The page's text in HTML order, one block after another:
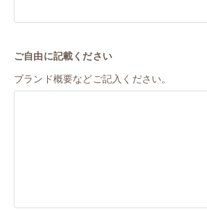
ご自由に記載ください
ブランド概要などご記入ください。